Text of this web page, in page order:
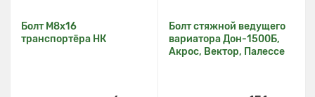
Болт М8х16
транспортёра НК
Болт стяжной ведущего
вариатора Дон-1500Б,
Акрос, Вектор, Палессе